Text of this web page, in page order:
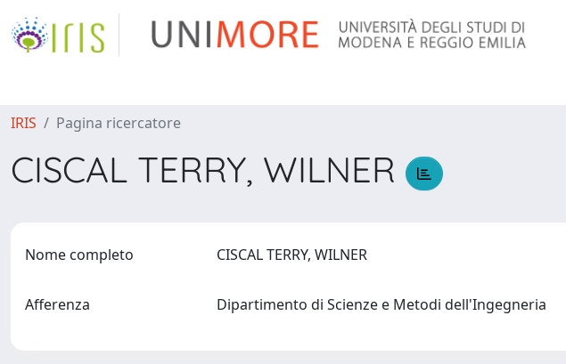
IRIS Pagina ricercatore
CISCAL TERRY, WILNER
Nome completo CISCAL TERRY, WILNER
Afferenza Dipartimento di Scienze e Metodi dell'Ingegneria